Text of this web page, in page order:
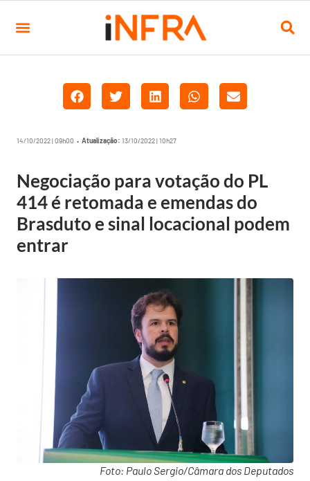
14/10/2022 | 09h00 • Atualização: 13/10/2022 | 10h27
Negociação para votação do PL
414 é retomada e emendas do
Brasduto e sinal locacional podem
entrar
Foto: Paulo Sergio/Câmara dos Deputados